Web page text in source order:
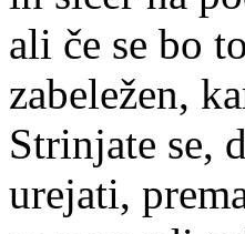
ali če se bo
zabeležen,
Strinjate se,
urejati,